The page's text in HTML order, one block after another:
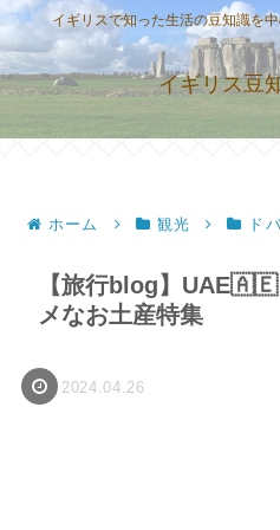
イギリスで知った生活の豆知識を
イギリス豆
ホーム 観光 ド
【旅行blog】UAE🇦🇪
メなお土産特集
2024.04.26